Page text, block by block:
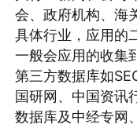
会、政府机构、海
具体行业，应用的
一般会应用的收集
第三方数据库如
国研网、中国资讯
数据库及中经专网